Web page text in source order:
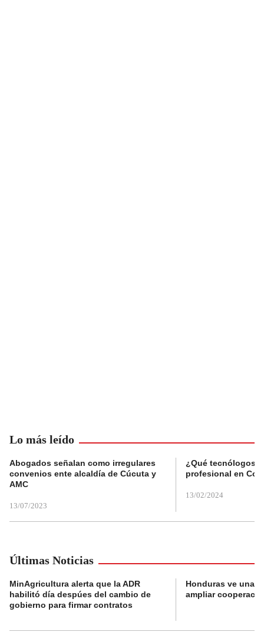
Lo más leído
Abogados señalan como irregulares
convenios ente alcaldía de Cúcuta y
AMC
13/07/2023
¿Qué tecnólogos
profesional en
13/02/2024
Últimas Noticias
MinAgricultura alerta que la ADR
habilitó día despúes del cambio de
gobierno para firmar contratos
Honduras ve una
ampliar